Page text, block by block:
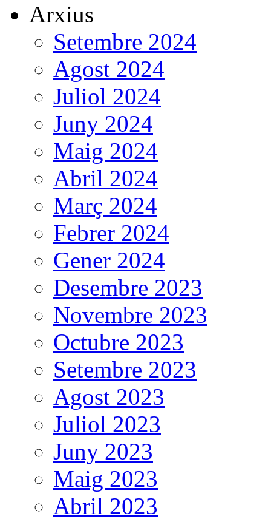
Arxius
Setembre 2024
Agost 2024
Juliol 2024
Juny 2024
Maig 2024
Abril 2024
Març 2024
Febrer 2024
Gener 2024
Desembre 2023
Novembre 2023
Octubre 2023
Setembre 2023
Agost 2023
Juliol 2023
Juny 2023
Maig 2023
Abril 2023